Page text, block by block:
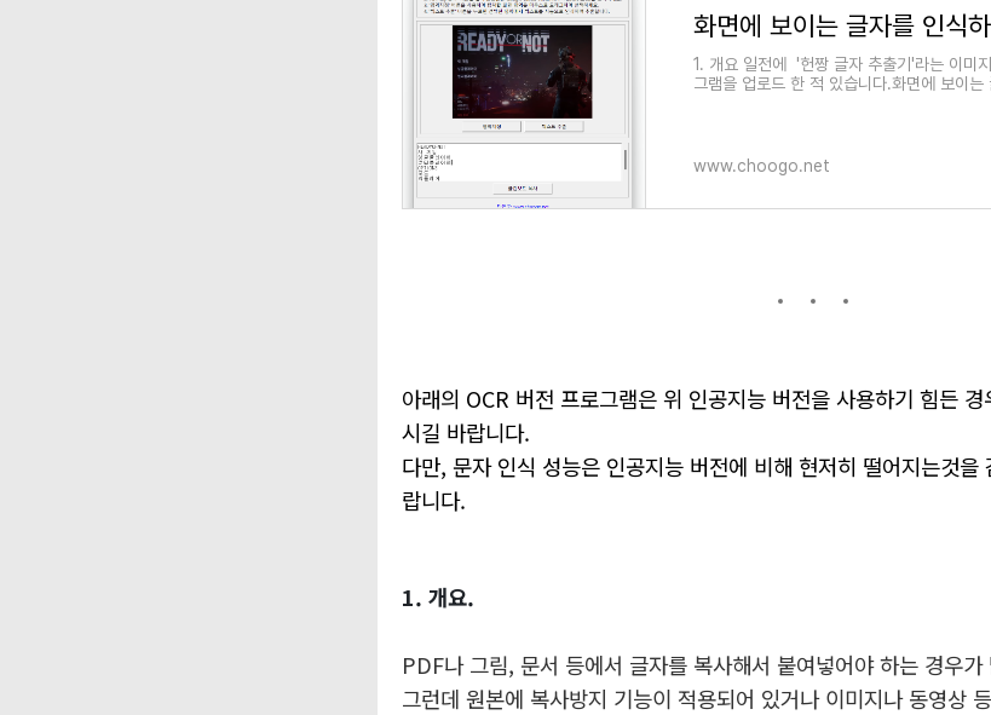
1. 개요 일전에 '헌짱 글자 추출기'라는 이미
그램을 업로드 한 적 있습니다.화면에 보이는
www.choogo.net
아래의 OCR 버전 프로그램은 위 인공지능 버전을 사용하기 힘든
시길 바랍니다.
다만, 문자 인식 성능은 인공지능 버전에 비해 현저히 떨어지는것을
랍니다.
1. 개요.
PDF나 그림, 문서 등에서 글자를 복사해서 붙여넣어야 하는 경우가
그런데 원본에 복사방지 기능이 적용되어 있거나 이미지나 동영상 등